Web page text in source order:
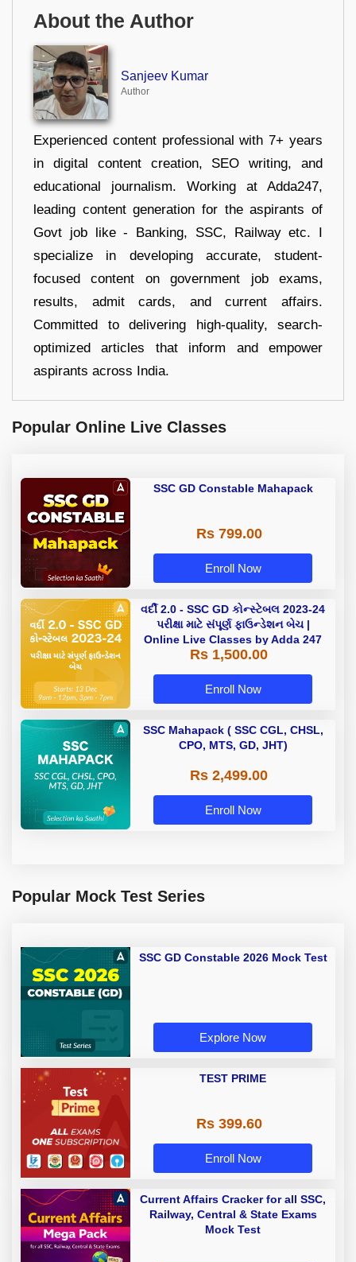
About the Author
Sanjeev Kumar
Author
Experienced content professional with 7+ years
in digital content creation, SEO writing, and
educational journalism. Working at Adda247,
leading content generation for the aspirants of
Govt job like - Banking, SSC, Railway etc. I
specialize in developing accurate, student-
focused content on government job exams,
results, admit cards, and current affairs.
Committed to delivering high-quality, search-
optimized articles that inform and empower
aspirants across India.
Popular Online Live Classes
SSC GD Constable Mahapack
Rs 799.00
Enroll Now
વર્દી 2.0 - SSC GD કોન્સ્ટેબલ 2023-24
પરીક્ષા માટે સંપૂર્ણ ફાઉન્ડેશન બેચ |
Online Live Classes by Adda 247
Rs 1,500.00
Enroll Now
SSC Mahapack ( SSC CGL, CHSL,
CPO, MTS, GD, JHT)
Rs 2,499.00
Enroll Now
Popular Mock Test Series
SSC GD Constable 2026 Mock Test
Explore Now
TEST PRIME
Rs 399.60
Enroll Now
Current Affairs Cracker for all SSC,
Railway, Central & State Exams
Mock Test